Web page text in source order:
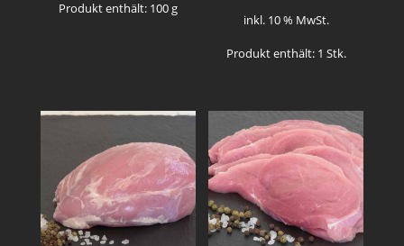
Produkt enthält: 100g
inkl. 10 % MwSt.
Produkt enthält: 1 Stk.